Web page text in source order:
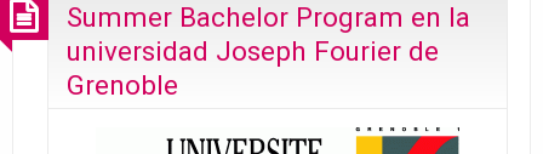
Summer Bachelor Program en la
universidad Joseph Fourier de
Grenoble